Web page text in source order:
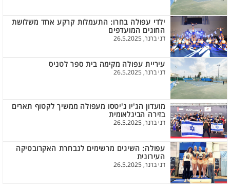
ילדי עפולה בחרו: התעמלות קרקע אחד משלושת
החוגים המועדפים
דני ברנר, 26.5.2025
עיריית עפולה מקימה בית ספר לטניס
דני ברנר, 26.5.2025
מועדון הג'יו ג'יטסו מעפולה ממשיך לקטוף תארים
בזירה הבינלאומית
דני ברנר, 26.5.2025
עפולה: השיגים מרשימים לנבחרת האקרובטיקה
העירונית
דני ברנר, 26.5.2025